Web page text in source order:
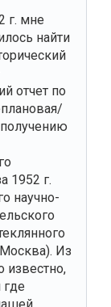
г. мне
найти
отчет по
1952 г.
научно-
Из
известно,
где